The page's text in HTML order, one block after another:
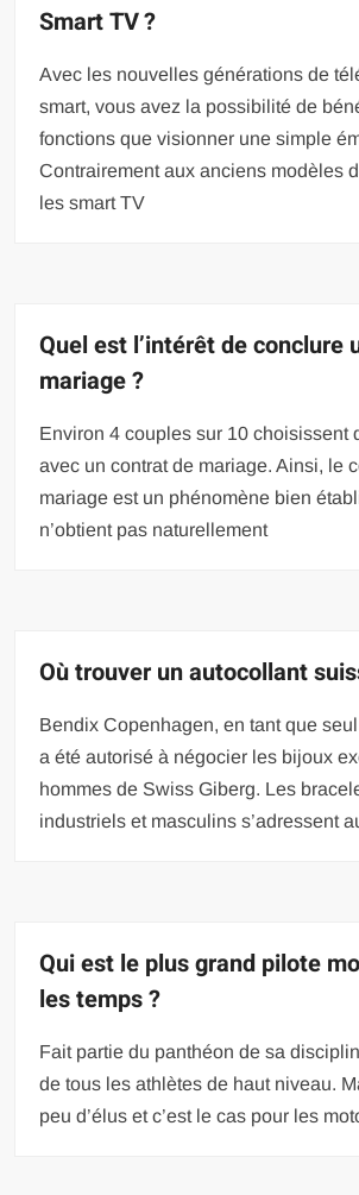
Smart TV ?
Avec les nouvelles générations de
smart, vous avez la possibilité de
fonctions que visionner une simple
Contrairement aux anciens modèles
les smart TV
Quel est l’intérêt de conclure
mariage ?
Environ 4 couples sur 10 choisissent
avec un contrat de mariage. Ainsi, le
mariage est un phénomène bien
n’obtient pas naturellement
Où trouver un autocollant
Bendix Copenhagen, en tant que
a été autorisé à négocier les bijoux
hommes de Swiss Giberg. Les
industriels et masculins s’adressent
Qui est le plus grand pilote
les temps ?
Fait partie du panthéon de sa
de tous les athlètes de haut niveau.
peu d’élus et c’est le cas pour les